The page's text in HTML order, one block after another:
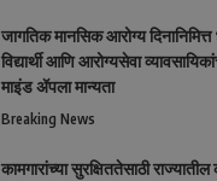
जागतिक मानसिक आरोग्य
विद्यार्थी आणि आरोग्यसेवा
माइंड ॲपला मान्यता
Breaking News
कामगारांच्या सुरक्षिततेसाठी राज्यातील